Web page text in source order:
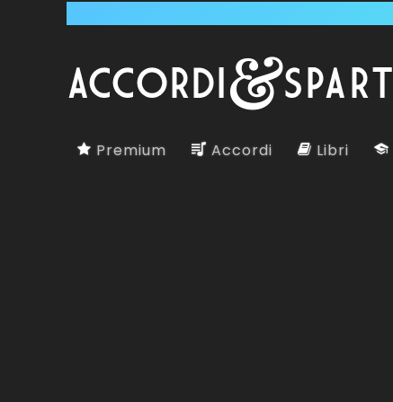
Premium Accordi Libri